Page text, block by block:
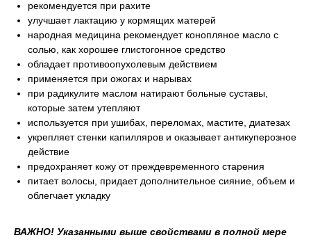
рекомендуется при рахите
улучшает лактацию у кормящих матерей
народная медицина рекомендует конопляное масло с
солью, как хорошее глистогонное средство
обладает противоопухолевым действием
применяется при ожогах и нарывах
при радикулите маслом натирают больные суставы,
которые затем утепляют
используется при ушибах, переломах, мастите, диатезах
укрепляет стенки капилляров и оказывает антикуперозное
действие
предохраняет кожу от преждевременного старения
питает волосы, придает дополнительное сияние, объем и
облегчает укладку
ВАЖНО! Указанными выше свойствами в полной мере